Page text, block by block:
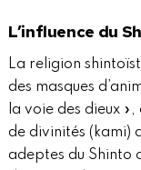
L’influence du
La religion
des masques
la voie des dieux
de divinités (kami)
adeptes du Shinto